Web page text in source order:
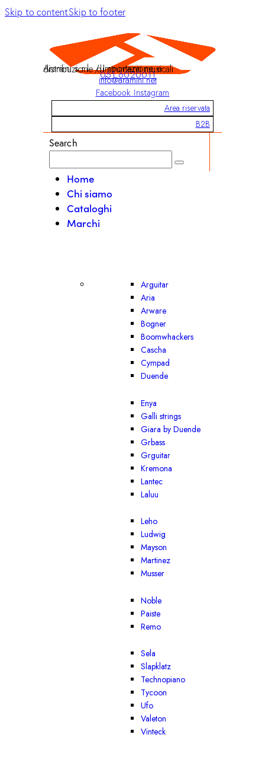
Skip to contentSkip to footer
Aramini s.r.l. / Importazione e distribuzione di strumenti musicali
051 6020011
info@aramini.net
Facebook Instagram
Area riservata
B2B
Search
Home
Chi siamo
Cataloghi
Marchi
Arguitar
Aria
Arware
Bogner
Boomwhackers
Cascha
Cympad
Duende
Enya
Galli strings
Giara by Duende
Grbass
Grguitar
Kremona
Lantec
Laluu
Leho
Ludwig
Mayson
Martinez
Musser
Noble
Paiste
Remo
Sela
Slapklatz
Technopiano
Tycoon
Ufo
Valeton
Vinteck